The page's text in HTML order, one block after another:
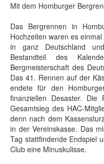
Mit dem Homburger
Das Bergrennen in
Hochzeiten waren es
in ganz Deutschland
Bestandteil des
Bergmeisterschaft des
Das 41. Rennen auf der
endete für den
finanziellen Desaster. Die
Gesamtsieg des HAC-
denn nach dem
in der Vereinskasse. Das
Tag stattfindende Endspiel
Club eine Minuskulisse.